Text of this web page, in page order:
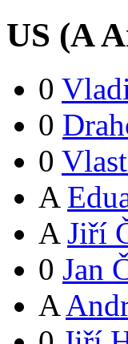
US (A
0
0
0
A
A Jiří
0 Jan
A